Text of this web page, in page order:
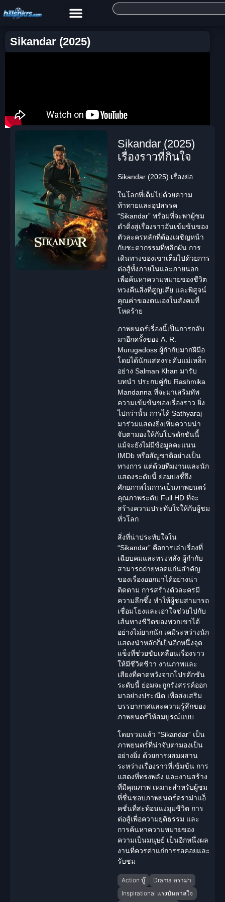
Sikandar (2025)
Sikandar (2025)
เรื่องราวที่กินใจ
Sikandar (2025) เรื่องย่อ
ในโลกที่เต็มไปด้วยความ
ท้าทายและอุปสรรค
“Sikandar” พร้อมที่จะพาผู้ชม
ดำดิ่งสู่เรื่องราวอันเข้มข้นของ
ตัวละครหลักที่ต้องเผชิญหน้า
กับชะตากรรมที่พลิกผัน การ
เดินทางของเขาเต็มไปด้วยการ
ต่อสู้ทั้งภายในและภายนอก
เพื่อค้นหาความหมายของชีวิต
ทวงคืนสิ่งที่สูญเสีย และพิสูจน์
คุณค่าของตนเองในสังคมที่
โหดร้าย
ภาพยนตร์เรื่องนี้เป็นการกลับ
มาอีกครั้งของ A. R.
Murugadoss ผู้กำกับมากฝีมือ
โดยได้นักแสดงระดับแม่เหล็ก
อย่าง Salman Khan มารับ
บทนำ ประกบคู่กับ Rashmika
Mandanna ที่จะมาเสริมทัพ
ความเข้มข้นของเรื่องราว ยิ่ง
ไปกว่านั้น การได้ Sathyaraj
มาร่วมแสดงยิ่งเพิ่มความน่า
จับตามองให้กับโปรดักชันนี้
แม้จะยังไม่มีข้อมูลคะแนน
IMDb หรือสัญชาติอย่างเป็น
ทางการ แต่ด้วยทีมงานและนัก
แสดงระดับนี้ ย่อมบ่งชี้ถึง
ศักยภาพในการเป็นภาพยนตร์
คุณภาพระดับ Full HD ที่จะ
สร้างความประทับใจให้กับผู้ชม
ทั่วโลก
สิ่งที่น่าประทับใจใน
“Sikandar” คือการเล่าเรื่องที่
เฉียบคมและทรงพลัง ผู้กำกับ
สามารถถ่ายทอดแก่นสำคัญ
ของเรื่องออกมาได้อย่างน่า
ติดตาม การสร้างตัวละครมี
ความลึกซึ้ง ทำให้ผู้ชมสามารถ
เชื่อมโยงและเอาใจช่วยไปกับ
เส้นทางชีวิตของพวกเขาได้
อย่างไม่ยากนัก เคมีระหว่างนัก
แสดงนำหลักก็เป็นอีกหนึ่งจุด
แข็งที่ช่วยขับเคลื่อนเรื่องราว
ให้มีชีวิตชีวา งานภาพและ
เสียงที่คาดหวังจากโปรดักชัน
ระดับนี้ ย่อมจะถูกรังสรรค์ออก
มาอย่างประณีต เพื่อส่งเสริม
บรรยากาศและความรู้สึกของ
ภาพยนตร์ให้สมบูรณ์แบบ
โดยรวมแล้ว “Sikandar” เป็น
ภาพยนตร์ที่น่าจับตามองเป็น
อย่างยิ่ง ด้วยการผสมผสาน
ระหว่างเรื่องราวที่เข้มข้น การ
แสดงที่ทรงพลัง และงานสร้าง
ที่มีคุณภาพ เหมาะสำหรับผู้ชม
ที่ชื่นชอบภาพยนตร์ดราม่าแอ็
คชั่นที่สะท้อนแง่มุมชีวิต การ
ต่อสู้เพื่อความยุติธรรม และ
การค้นหาความหมายของ
ความเป็นมนุษย์ เป็นอีกหนึ่งผล
งานที่ควรค่าแก่การรอคอยและ
รับชม
Action บู๊
Drama ดราม่า
Inspirational แรงบันดาลใจ